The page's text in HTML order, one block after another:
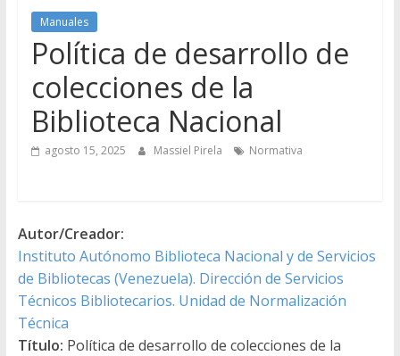
Manuales
Política de desarrollo de
colecciones de la
Biblioteca Nacional
agosto 15, 2025 Massiel Pirela Normativa
Autor/Creador:
Instituto Autónomo Biblioteca Nacional y de Servicios
de Bibliotecas (Venezuela). Dirección de Servicios
Técnicos Bibliotecarios. Unidad de Normalización
Técnica
Título: Política de desarrollo de colecciones de la